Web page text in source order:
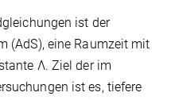
ist der
(AdS), eine Raumzeit mit
Λ. Ziel der im
ist es, tiefere